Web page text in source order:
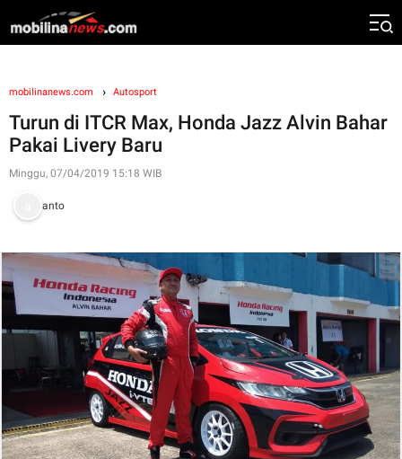
mobilinanews.com Autosport
Turun di ITCR Max, Honda Jazz Alvin Bahar
Pakai Livery Baru
Minggu, 07/04/2019 15:18 WIB
anto